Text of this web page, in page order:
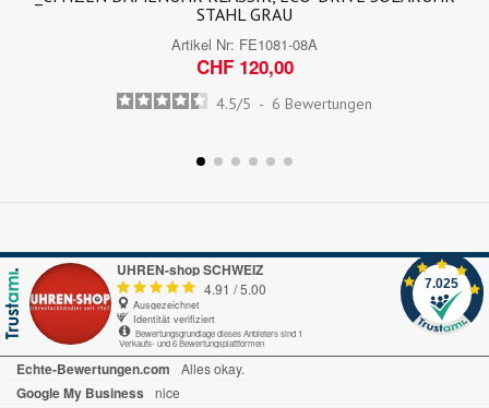
STAHL GRAU
Artikel Nr: FE1081-08A
CHF 120,00
4.5/5 - 6 Bewertungen
UHREN-shop SCHWEIZ
4.91 /5.00
Ausgezeichnet
Identität verifiziert
Bewertungsgrundlage dieses Anbieters sind 1
Verkaufs- und 6 Bewertungsplattformen
7.025
Echte-Bewertungen.com Alles okay.
Google My Business nice